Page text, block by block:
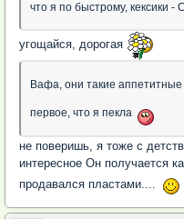
что я по быстрому, кексики
угощайся, дорогая
Вафа, они такие аппетитные
первое, что я пекла
не поверишь, я тоже с
интересное Он получается
продавался пластами....